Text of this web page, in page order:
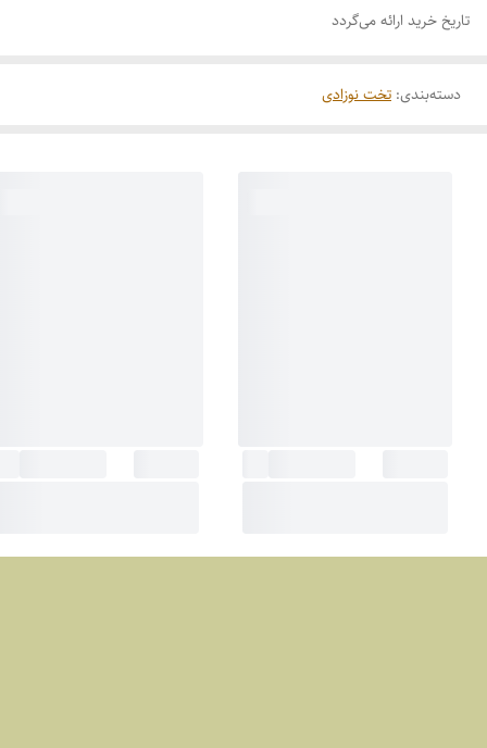
تاریخ خرید ارائه می‌گردد
دسته‌بندی: تخت نوزادی